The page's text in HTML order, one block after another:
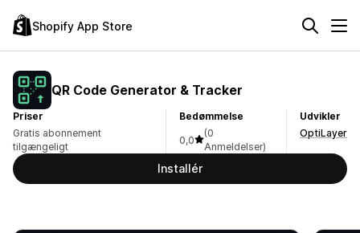
Shopify App Store
QR Code Generator & Tracker
Priser
Gratis abonnement
tilgængeligt
Bedømmelse
0,0
(0
Anmeldelser)
Udvikler
OptiLayer
Installér